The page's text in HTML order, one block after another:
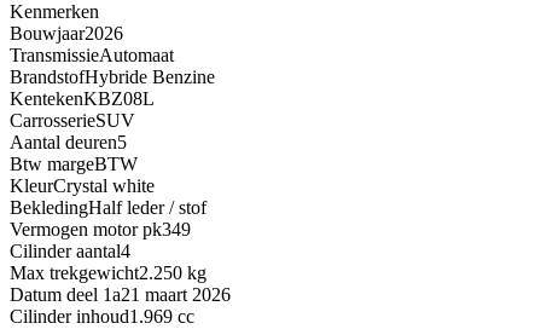
Kenmerken
Bouwjaar2026
TransmissieAutomaat
BrandstofHybride Benzine
KentekenKBZ08L
CarrosserieSUV
Aantal deuren5
Btw margeBTW
KleurCrystal white
BekledingHalf leder / stof
Vermogen motor pk349
Cilinder aantal4
Max trekgewicht2.250 kg
Datum deel 1a21 maart 2026
Cilinder inhoud1.969 cc